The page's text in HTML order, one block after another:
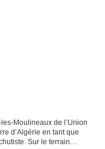
Moulineaux de l’Union
d’Algérie en tant que
Sur le terrain